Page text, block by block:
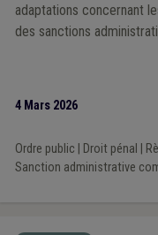
adaptations concernant
des sanctions
4 Mars 2026
Ordre public Droit pénal
Sanction administrative